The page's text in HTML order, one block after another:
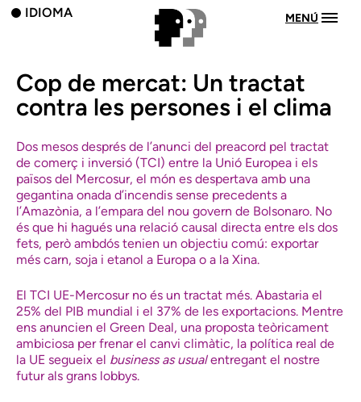
IDIOMA MENÚ
Cop de mercat: Un tractat
contra les persones i el clima
Dos mesos després de l’anunci del preacord pel tractat
de comerç i inversió (TCI) entre la Unió Europea i els
països del Mercosur, el món es despertava amb una
gegantina onada d’incendis sense precedents a
l’Amazònia, a l’empara del nou govern de Bolsonaro. No
és que hi hagués una relació causal directa entre els dos
fets, però ambdós tenien un objectiu comú: exportar
més carn, soja i etanol a Europa o a la Xina.
El TCI UE-Mercosur no és un tractat més. Abastaria el
25% del PIB mundial i el 37% de les exportacions. Mentre
ens anuncien el Green Deal, una proposta teòricament
ambiciosa per frenar el canvi climàtic, la política real de
la UE segueix el business as usualentregant el nostre
futur als grans lobbys.